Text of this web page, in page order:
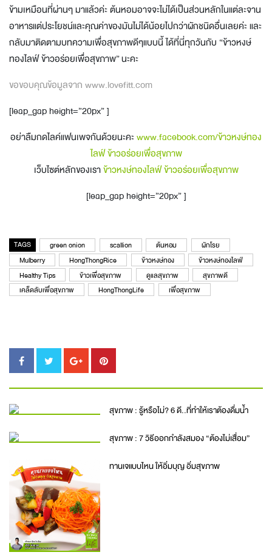
ข้ามเหมือนที่ผ่านๆ มาแล้วค่ะ ต้นหอมอาจจะไม่ได้เป็นส่วนหลักในแต่ละจาน
อาหารแต่ประโยชน์และคุณค่าของมันไม่ได้น้อยไปกว่าผักชนิดอื่นเลยค่ะ และ
กลับมาติดตามบทความเพื่อสุขภาพดีๆแบบนี้ ได้ที่นี่ทุกวันกับ “ข้าวหงษ์
ทองไลฟ์ ข้าวอร่อยเพื่อสุขภาพ” นะคะ
ขอขอบคุณข้อมูลจาก www.lovefitt.com
[leap_gap height=”20px” ]
อย่าลืมกดไลค์แฟนเพจกันด้วยนะคะwww.facebook.com/ข้าวหงษ์ทอง
ไลฟ์ ข้าวอร่อยเพื่อสุขภาพ
เว็บไซต์หลักของเราข้าวหงษ์ทองไลฟ์ ข้าวอร่อยเพื่อสุขภาพ
[leap_gap height=”20px” ]
TAGS green onion scallion ต้นหอม
ผักโรย
Mulberry
HongThongRice ข้าวหงษ์ทอง
ข้าวหงษ์ทองไลฟ์
Healthy Tips
ข้าวเพื่อสุขภาพ ดูแลสุขภาพ
สุขภาพดี
เคล็ดลับเพื่อสุขภาพ
HongThongLife เพื่อสุขภาพ
สุขภาพ : รู้หรือไม่? 6 ดี..ที่ทำให้เราต้องดื่มน้ำ
สุขภาพ : 7 วิธีออกกำลังสมอง “ต้องไม่เสื่อม”
ทานเจแบบไหน ให้อิ่มบุญ อิ่มสุขภาพ